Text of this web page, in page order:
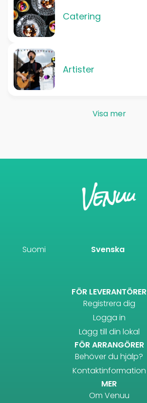
Catering
Artister
Visa mer
Suomi Svenska
FÖR LEVERANTÖRER
Registrera dig
Logga in
Lägg till din lokal
FÖR ARRANGÖRER
Behöver du hjälp?
Kontaktinformation
MER
Om Venuu